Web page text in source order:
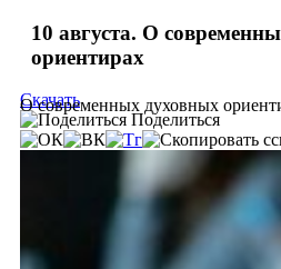
10 августа. О
ориентирах
О современных духовных
Скачать
Поделиться